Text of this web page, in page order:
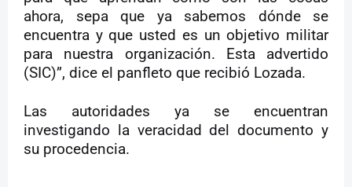
ahora, sepa que ya sabemos dónde se
encuentra y que usted es un objetivo militar
para nuestra organización. Esta advertido
(SIC)”, dice el panfleto que recibió Lozada.
Las autoridades ya se encuentran
investigando la veracidad del documento y
su procedencia.